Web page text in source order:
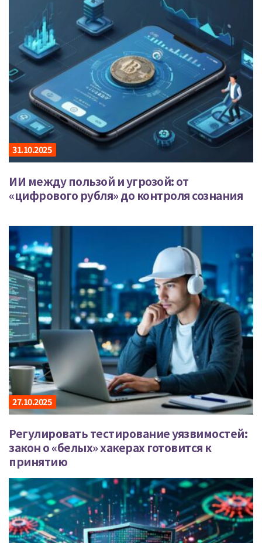
31.10.2025
ИИ между пользой и угрозой: от
«цифрового рубля» до контроля сознания
27.10.2025
Регулировать тестирование уязвимостей:
закон о «белых» хакерах готовится к
принятию